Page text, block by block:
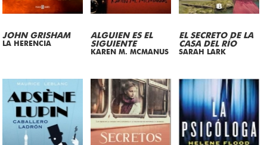
JOHN GRISHAM
LA HERENCIA
ALGUIEN ES EL
SIGUIENTE
KAREN M. MCMANUS
EL SECRETO DE LA
CASA DEL RÍO
SARAH LARK